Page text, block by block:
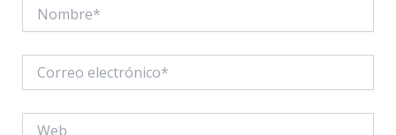
electrónico*